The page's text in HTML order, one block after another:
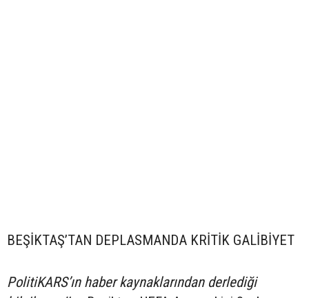
BEŞİKTAŞ’TAN DEPLASMANDA KRİTİK GALİBİYET
PolitiKARS’ın haber kaynaklarından derlediği